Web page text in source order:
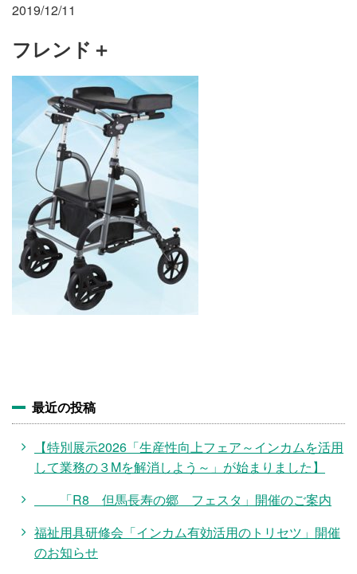
泊まる (宿泊)
施設・料金
アクセス
2019/12/11
フレンド＋
最近の投稿
【特別展示2026「生産性向上フェア～インカムを活用
して業務の３Mを解消しよう～」が始まりました】
「R8 但馬長寿の郷 フェスタ」開催のご案内
福祉用具研修会「インカム有効活用のトリセツ」開催
のお知らせ